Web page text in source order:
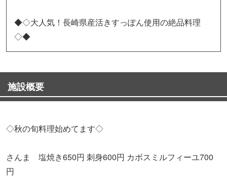
◆◇大人気！長崎県産活きすっぽん使用の絶品料理
◇◆
施設概要
◇秋の旬料理始めてます◇
さんま 塩焼き650円 刺身600円 カボスミルフィーユ700
円